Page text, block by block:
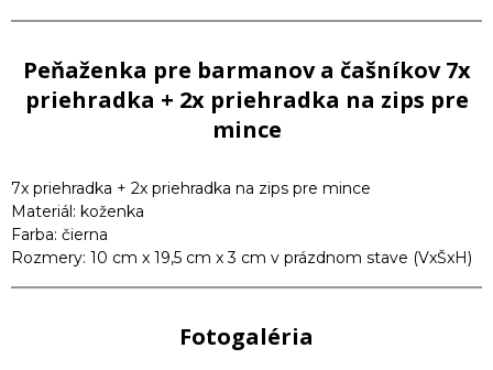
Peňaženka pre barmanov a čašníkov 7x
priehradka + 2x priehradka na zips pre
mince
7x priehradka + 2x priehradka na zips pre mince
Materiál: koženka
Farba: čierna
Rozmery: 10 cm x 19,5 cm x 3 cm v prázdnom stave (VxŠxH)
Fotogaléria